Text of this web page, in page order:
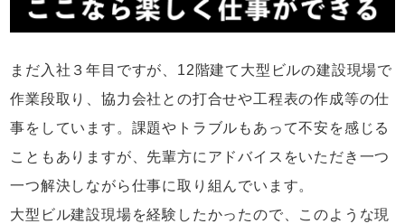
まだ入社３年目ですが、12階建て大型ビルの建設現場で
作業段取り、協力会社との打合せや工程表の作成等の仕
事をしています。課題やトラブルもあって不安を感じる
こともありますが、先輩方にアドバイスをいただき一つ
一つ解決しながら仕事に取り組んでいます。
大型ビル建設現場を経験したかったので、このような現